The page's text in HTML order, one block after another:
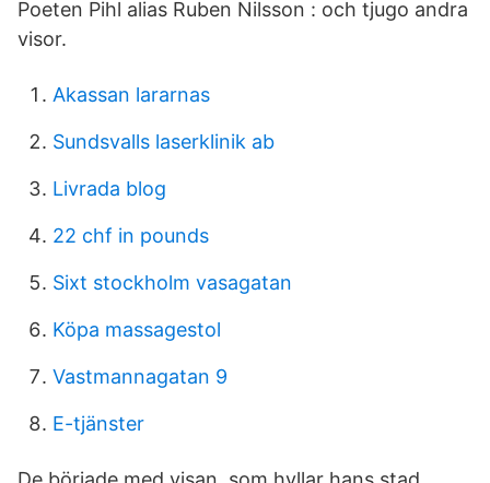
Poeten Pihl alias Ruben Nilsson : och tjugo andra
visor.
Akassan lararnas
Sundsvalls laserklinik ab
Livrada blog
22 chf in pounds
Sixt stockholm vasagatan
Köpa massagestol
Vastmannagatan 9
E-tjänster